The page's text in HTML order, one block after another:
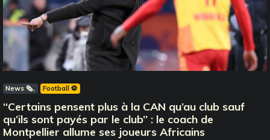
News 🗞️ Football ⚽️
‘‘Certains pensent plus à la CAN qu’au club sauf
qu’ils sont payés par le club’’ : le coach de
Montpellier allume ses joueurs Africains